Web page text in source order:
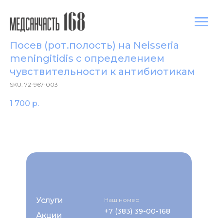
Посев (рот.полость) на Neisseria
meningitidis с определением
чувcтвительности к антибиотикам
SKU: 72-967-003
1 700 р.
Услуги
Акции +7 (383) 39-00-168
Наш номер